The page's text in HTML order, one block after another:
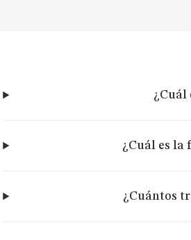
¿Cuál
¿Cuál es la
¿Cuántos